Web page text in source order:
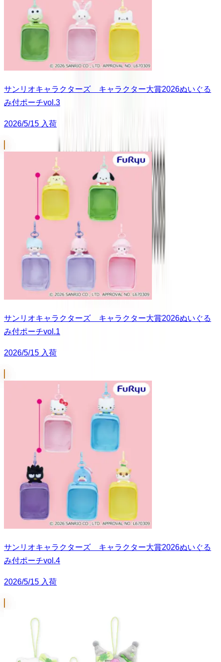
サンリオキャラクターズ キャラクター大賞2026ぬいぐる
み付ポーチvol.3
2026/5/15 入荷
サンリオキャラクターズ キャラクター大賞2026ぬいぐる
み付ポーチvol.1
2026/5/15 入荷
サンリオキャラクターズ キャラクター大賞2026ぬいぐる
み付ポーチvol.4
2026/5/15 入荷